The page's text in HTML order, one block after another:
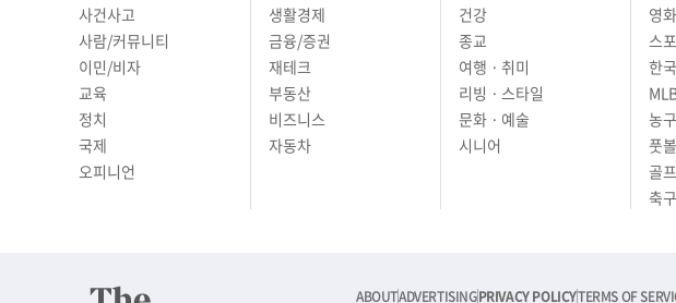
사건사고
사람/커뮤니티
이민/비자
교육
정치
국제
오피니언
생활경제
금융/증권
재테크
부동산
비즈니스
자동차
건강
종교
여행 · 취미
리빙 · 스타일
문화 · 예술
시니어
영화
스
한
농구
풋볼
골프
축구
ABOUTADVERTISINGPRIVACY POLICYTERMS OF